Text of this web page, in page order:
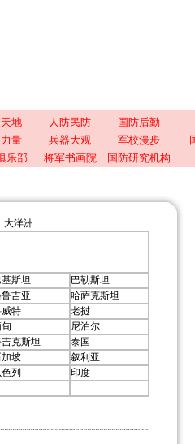
地 人防民防 国防后勤
量 兵器大观 军校漫步
乐部 将军书画院 国防研究机构
大洋洲
基斯坦
巴勒斯坦
吉亚
哈萨克斯坦
特
老挝
尼泊尔
克斯坦
泰国
坡
叙利亚
色列
印度